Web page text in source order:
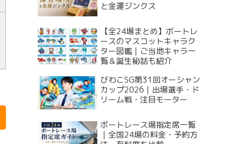
と金運ジンクス
【全24場まとめ】ボートレ
ースのマスコットキャラク
ター図鑑｜ご当地キャラ一
覧＆誕生秘話も紹介
びわこSG第31回オーシャン
カップ2026｜出場選手・ド
リーム戦・注目モーター
ボートレース場指定席一覧
｜全国24場の料金・予約方